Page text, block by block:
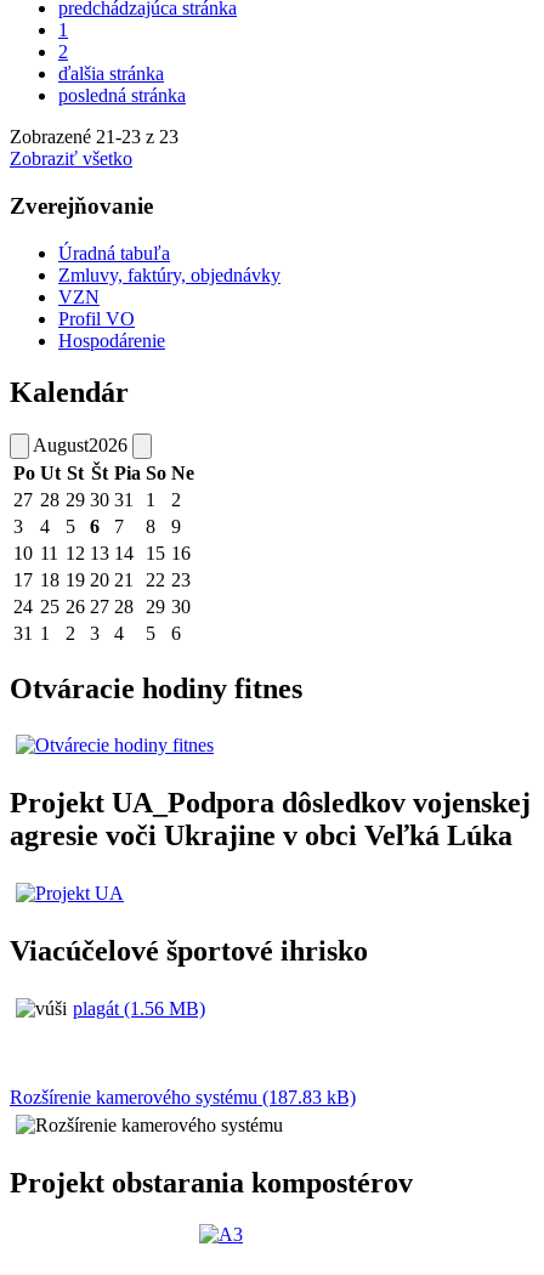
predchádzajúca stránka
1
2
ďalšia stránka
posledná stránka
Zobrazené 21-23 z 23
Zobraziť všetko
Zverejňovanie
Úradná tabuľa
Zmluvy, faktúry, objednávky
VZN
Profil VO
Hospodárenie
Kalendár
August2026
Po Ut St Št Pia So Ne
27 28 29 30 31 1
2
3
4 5 6 7 8
9
10 11 12 13 14 15 16
17 18 19 20 21 22 23
24 25 26 27 28 29 30
31 1 2 3 4 5 6
Otváracie hodiny fitnes
Projekt UA_Podpora dôsledkov vojenskej
agresie voči Ukrajine v obci Veľká Lúka
Viacúčelové športové ihrisko
plagát (1.56 MB)
Rozšírenie kamerového systému (187.83 kB)
Projekt obstarania kompostérov